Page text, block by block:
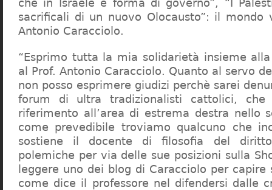
che in Israele è forma di governo”, “I
sacrificali di un nuovo Olocausto”: il mondo
Antonio Caracciolo.
“Esprimo tutta la mia solidarietà insieme
al Prof. Antonio Caracciolo. Quanto al servo
non posso esprimere giudizi perchè sarei
forum di ultra tradizionalisti cattolici,
riferimento all’area di estrema destra nello
come prevedibile troviamo qualcuno che
sostiene il docente di filosofia del
polemiche per via delle sue posizioni sulla
leggere uno dei blog di Caracciolo per
come dice il professore nel difendersi dalle